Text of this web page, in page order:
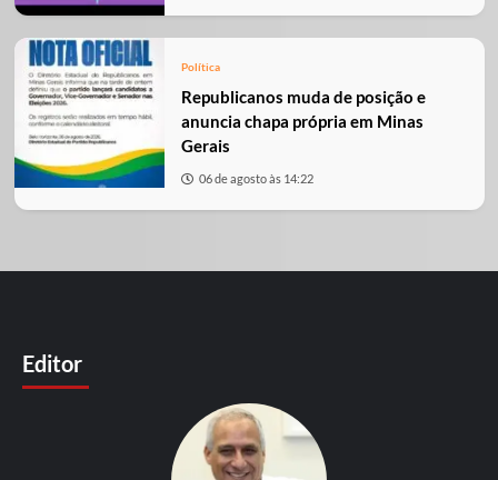
Política
Republicanos muda de posição e
anuncia chapa própria em Minas
Gerais
06 de agosto às 14:22
Editor